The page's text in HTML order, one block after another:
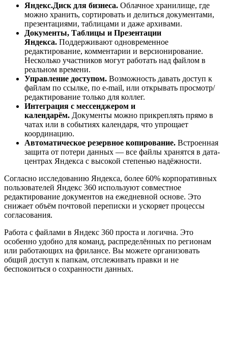
Яндекс.Диск для бизнеса. Облачное хранилище, где
можно хранить, сортировать и делиться документами,
презентациями, таблицами и даже архивами.
Документы, Таблицы и Презентации
Яндекса. Поддерживают одновременное
редактирование, комментарии и версионирование.
Несколько участников могут работать над файлом в
реальном времени.
Управление доступом. Возможность давать доступ к
файлам по ссылке, по e-mail, или открывать просмотр/
редактирование только для коллег.
Интеграция с мессенджером и
календарём. Документы можно прикреплять прямо в
чатах или в событиях календаря, что упрощает
координацию.
Автоматическое резервное копирование. Встроенная
защита от потери данных — все файлы хранятся в дата-
центрах Яндекса с высокой степенью надёжности.
Согласно исследованию Яндекса, более 60% корпоративных
пользователей Яндекс 360 используют совместное
редактирование документов на ежедневной основе. Это
снижает объём почтовой переписки и ускоряет процессы
согласования.
Работа с файлами в Яндекс 360 проста и логична. Это
особенно удобно для команд, распределённых по регионам
или работающих на фрилансе. Вы можете организовать
общий доступ к папкам, отслеживать правки и не
беспокоиться о сохранности данных.